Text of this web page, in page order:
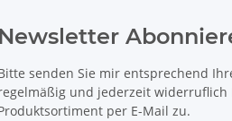
Newsletter
senden Sie mir entsprechend
und jederzeit
per E-Mail zu.